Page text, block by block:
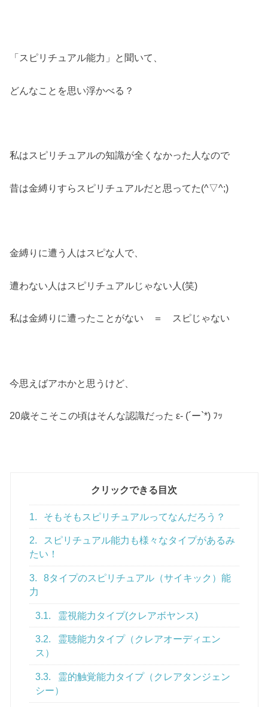
「スピリチュアル能力」と聞いて、
どんなことを思い浮かべる？
私はスピリチュアルの知識が全くなかった人なので
昔は金縛りすらスピリチュアルだと思ってた(^▽^;)
金縛りに遭う人はスピな人で、
遭わない人はスピリチュアルじゃない人(笑)
私は金縛りに遭ったことがない ＝ スピじゃない
今思えばアホかと思うけど、
20歳そこそこの頃はそんな認識だった ε- (´ー`*) ﾌｯ
クリックできる目次
1. そもそもスピリチュアルってなんだろう？
2.
スピリチュアル能力も様々なタイプがあるみ
たい！
3.
8タイプのスピリチュアル（サイキック）能
力
3.1. 霊視能力タイプ(クレアボヤンス)
3.2.
霊聴能力タイプ（クレアオーディエン
ス）
3.3.
霊的触覚能力タイプ（クレアタンジェン
シー）